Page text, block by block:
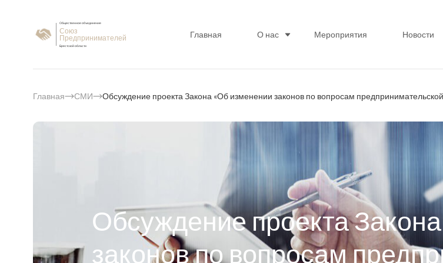
Общественное объединение
Союз
Предпринимателей
Брестской области
Главная О нас Мероприятия Новости
Главная СМИ Обсуждение проекта Закона «Об изменении законов по вопросам предпринимательской
Обсуждение проекта
законов по вопросам